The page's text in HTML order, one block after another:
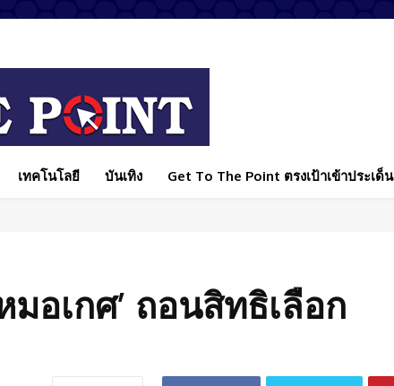
เทคโนโลยี บันเทิง Get To The Point ตรงเป้าเข้าประเด็น
อเกศ’ ถอนสิทธิเลือก